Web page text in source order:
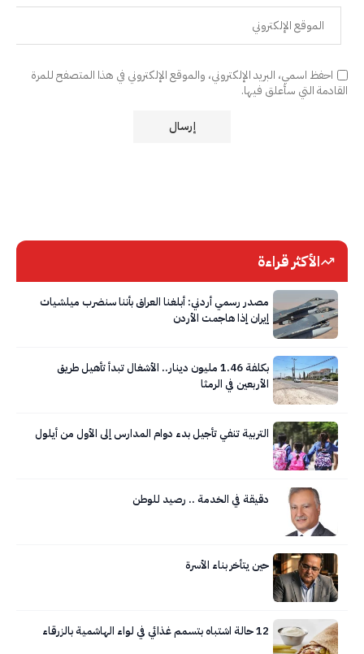
احفظ اسمي، البريد الإلكتروني، والموقع الإلكتروني في هذا المتصفح للمرة
القادمة التي سأعلق فيها.
الأكثر قراءة
مصدر رسمي أردني: أبلغنا العراق بأننا سنضرب ميلشيات
إيران إذا هاجمت الأردن
بكلفة 1.46 مليون دينار.. الأشغال تبدأ تأهيل طريق
الأربعين في الرمثا
التربية تنفي تأجيل بدء دوام المدارس إلى الأول من أيلول
دقيقة في الخدمة .. رصيد للوطن
حين يتأخر بناء الأسرة
12 حالة اشتباه بتسمم غذائي في لواء الهاشمية بالزرقاء